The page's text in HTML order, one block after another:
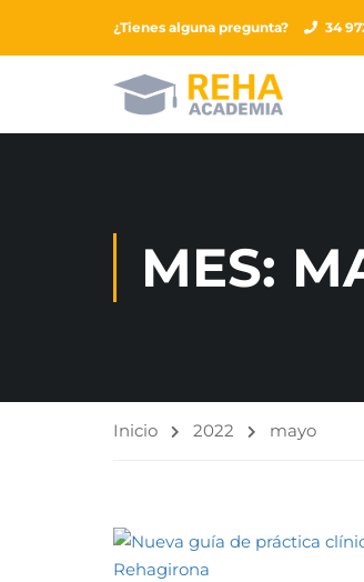
¿Tienes alguna pregunta? 34
MES:
Inicio 2022 mayo